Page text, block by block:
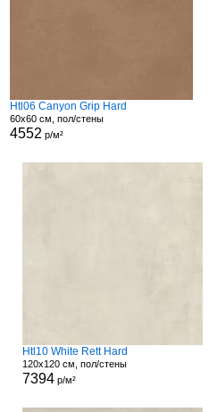
Htl06 Canyon Grip Hard
60x60 см, пол/стены
4552 р/м²
Htl10 White Rett Hard
120x120 см, пол/стены
7394 р/м²